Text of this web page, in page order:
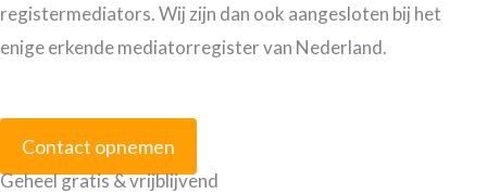
registermediators. Wij zijn dan ook aangesloten bij het
enige erkende mediatorregister van Nederland.
Contact opnemen
Geheel gratis & vrijblijvend